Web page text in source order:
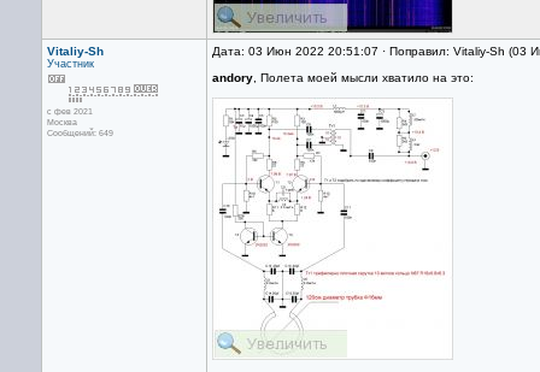
Vitaliy-Sh
Участник
с фев 2021
Москва
Сообщений: 649
Дата: 03 Июн 2022 20:51:07 · Поправил: Vitaliy-Sh (03
andory , Полета моей мысли хватило на это: